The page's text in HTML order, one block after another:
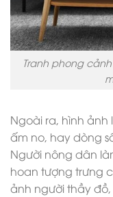
Tranh phong
Ngoài ra, hình
ấm no, hay dòng
Người nông dân
hoan tượng trưng
ảnh người thầy